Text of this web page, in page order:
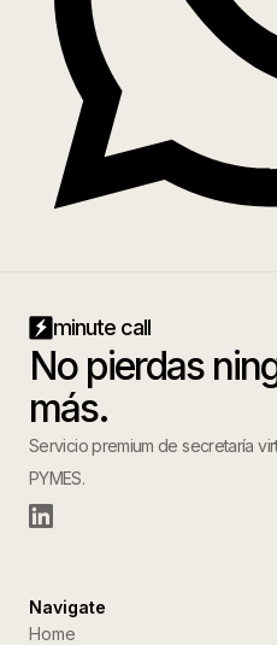
minute call
No pierdas
más.
Servicio premium de secretaría
PYMES.
Navigate
Home